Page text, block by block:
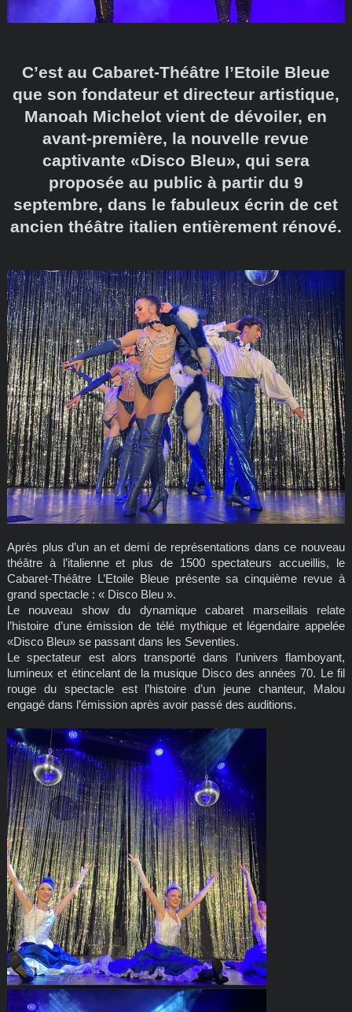
C’est au Cabaret-Théâtre l’Etoile Bleue
que son fondateur et directeur artistique,
Manoah Michelot vient de dévoiler, en
avant-première, la nouvelle revue
captivante «Disco Bleu», qui sera
proposée au public à partir du 9
septembre, dans le fabuleux écrin de cet
ancien théâtre italien entièrement rénové.
Après plus d’un an et demi de représentations dans ce nouveau
théâtre à l’italienne et plus de 1500 spectateurs accueillis, le
Cabaret-Théâtre L’Etoile Bleue présente sa cinquième revue à
grand spectacle : « Disco Bleu ».
Le nouveau show du dynamique cabaret marseillais relate
l’histoire d’une émission de télé mythique et légendaire appelée
«Disco Bleu» se passant dans les Seventies.
Le spectateur est alors transporté dans l’univers flamboyant,
lumineux et étincelant de la musique Disco des années 70. Le fil
rouge du spectacle est l’histoire d’un jeune chanteur, Malou
engagé dans l’émission après avoir passé des auditions.